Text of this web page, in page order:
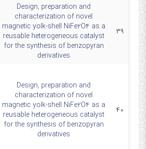
۳۹
Design, preparation and
characterization of novel
magnetic yolk-shell NiFe2O4 as a
reusable heterogeneous catalyst
for the synthesis of benzopyran
derivatives
۴۰
Design, preparation and
characterization of novel
magnetic yolk-shell NiFe2O4 as a
reusable heterogeneous catalyst
for the synthesis of benzopyran
derivatives